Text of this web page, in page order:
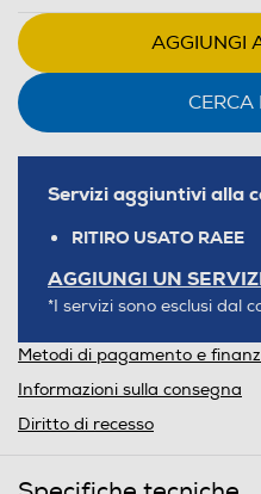
AGGIUNGI
CERCA
Servizi aggiuntivi alla
RITIRO USATO RAEE
AGGIUNGI UN
*I servizi sono esclusi dal
Metodi di pagamento e
Informazioni sulla consegna
Diritto di recesso